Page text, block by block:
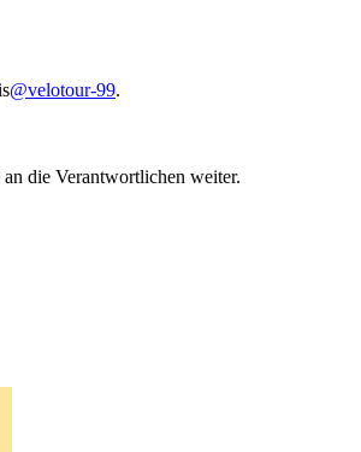
@velotour-99.
die Verantwortlichen weiter.